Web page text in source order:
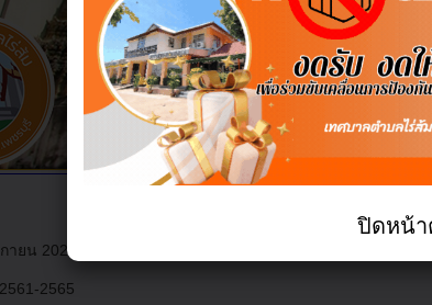
แผนพัฒนาท้องถิ่น2561-2564
ยน 2020 เวลา 09:38 น.
2565
ปิดหน้า